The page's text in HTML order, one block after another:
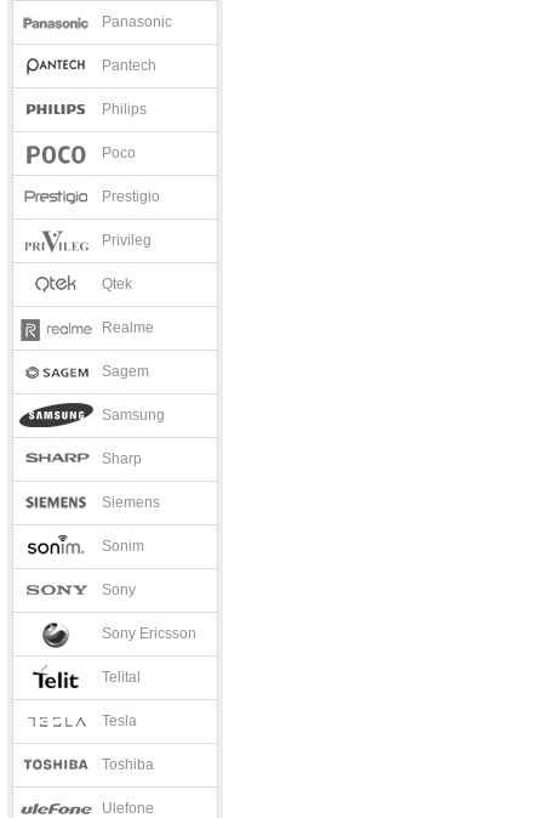
Panasonic
Pantech
Philips
Poco
Prestigio
Privileg
Qtek
Realme
Sagem
Samsung
Sharp
Siemens
Sonim
Sony
Sony Ericsson
Telital
Tesla
Toshiba
Ulefone